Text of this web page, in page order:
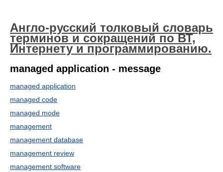
Англо-русский толковый словарь
терминов и сокращений по ВТ,
Интернету и программированию.
managed application - message
managed application
managed code
managed mode
management
management database
management review
management software